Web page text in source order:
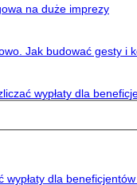
na duże imprezy
Jak budować gesty
wypłaty dla